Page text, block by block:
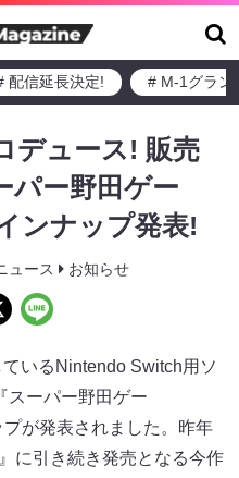
配信延長決定! # M-1グラン
デュース! 販売
パー野田ゲー
ンナップ発表!
ュース お知らせ
いるNintendo Switch用ソ
スーパー野田ゲー
が発表されました。昨年
に引き続き発売となる今作